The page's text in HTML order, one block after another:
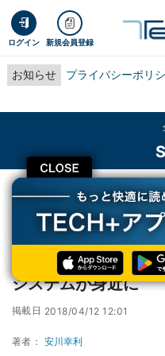
ログイン 新規会員登録
お知らせ プライバシーポリ
TECH+ 企業IT
SaaS
atoneとWelcartが連携 - ECでの
atoneとWelcartが
システムが身近に
掲載日 2018/04/12 12:01
著者： 安川幸利